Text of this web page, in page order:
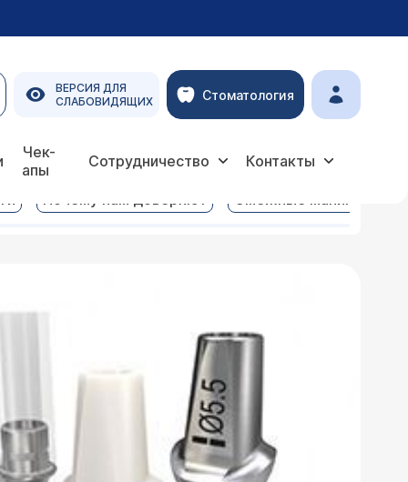
ВЕРСИЯ ДЛЯ
СЛАБОВИДЯЩИХ
Стоматология
Чек-
апы
Сотрудничество Контакты
Почему нам доверяют Смежные манипуляции